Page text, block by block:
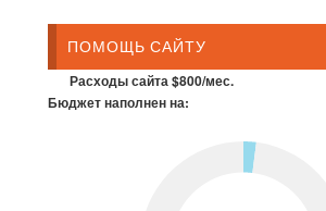
ПОМОЩЬ САЙТУ
Расходы сайта $800/мес.
Бюджет наполнен на: